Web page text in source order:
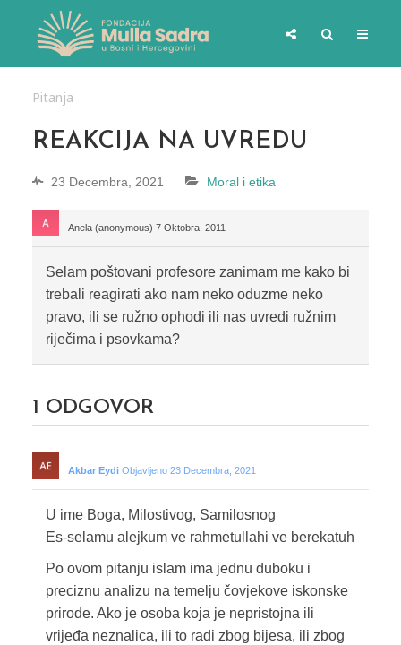
Pitanja
REAKCIJA NA UVREDU
23 Decembra, 2021 Moral i etika
Anela (anonymous) 7 Oktobra, 2011
Selam poštovani profesore zanimam me kako bi
trebali reagirati ako nam neko oduzme neko
pravo, ili se ružno ophodi ili nas uvredi ružnim
riječima i psovkama?
1 ODGOVOR
Akbar Eydi Objavljeno 23 Decembra, 2021
U ime Boga, Milostivog, Samilosnog
Es-selamu alejkum ve rahmetullahi ve berekatuh
Po ovom pitanju islam ima jednu duboku i
preciznu analizu na temelju čovjekove iskonske
prirode. Ako je osoba koja je nepristojna ili
vrijeđa neznalica, ili to radi zbog bijesa, ili zbog